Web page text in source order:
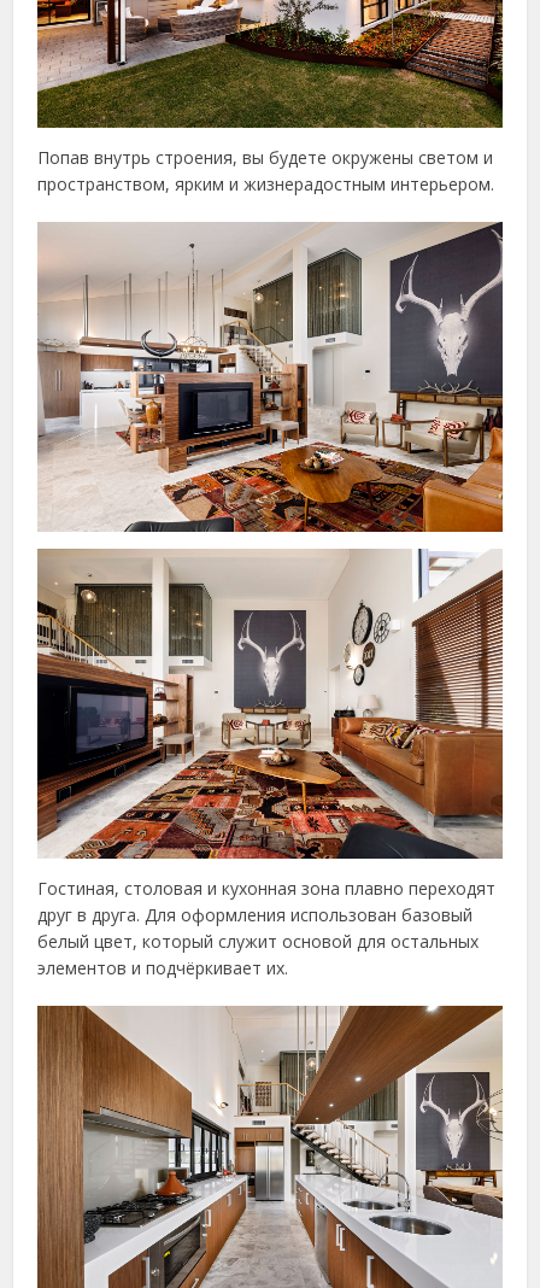
Попав внутрь строения, вы будете окружены светом и
пространством, ярким и жизнерадостным интерьером.
Гостиная, столовая и кухонная зона плавно переходят
друг в друга. Для оформления использован базовый
белый цвет, который служит основой для остальных
элементов и подчёркивает их.